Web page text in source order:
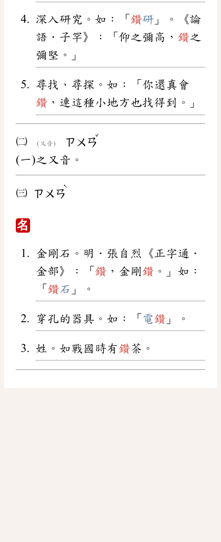
深入研究。如：「 鑽研 」。《論
語．子罕》：「仰之彌高， 鑽之
彌堅。」
尋找、尋探。如：「你還真會
鑽 ，連這種小地方也找得到。」
㈡ (又音) ㄗㄨㄢ
ˇ
(一)之又音。
㈢ ㄗㄨㄢ
ˋ
名
金剛石。明．張自烈《正字通．
金部》：「 鑽 ，金剛鑽 。」如：
「 鑽石 」。
穿孔的器具。如：「 電鑽 」。
姓。如戰國時有鑽茶。